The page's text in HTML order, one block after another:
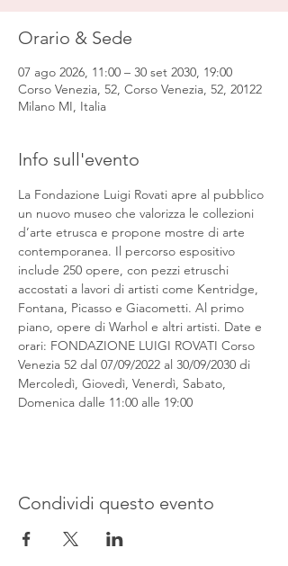
Orario & Sede
07 ago 2026, 11:00 – 30 set 2030, 19:00
Corso Venezia, 52, Corso Venezia, 52, 20122
Milano MI, Italia
Info sull'evento
La Fondazione Luigi Rovati apre al pubblico
un nuovo museo che valorizza le collezioni
d’arte etrusca e propone mostre di arte
contemporanea. Il percorso espositivo
include 250 opere, con pezzi etruschi
accostati a lavori di artisti come Kentridge,
Fontana, Picasso e Giacometti. Al primo
piano, opere di Warhol e altri artisti. Date e
orari: FONDAZIONE LUIGI ROVATI Corso
Venezia 52 dal 07/09/2022 al 30/09/2030 di
Mercoledì, Giovedì, Venerdì, Sabato,
Domenica dalle 11:00 alle 19:00
Condividi questo evento